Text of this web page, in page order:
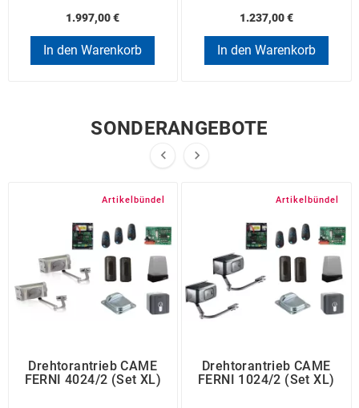
1.997,00 €
In den Warenkorb
1.237,00 €
In den Warenkorb
SONDERANGEBOTE
 
Artikelbündel
Drehtorantrieb CAME
FERNI 4024/2 (Set XL)
Artikelbündel
Drehtorantrieb CAME
FERNI 1024/2 (Set XL)